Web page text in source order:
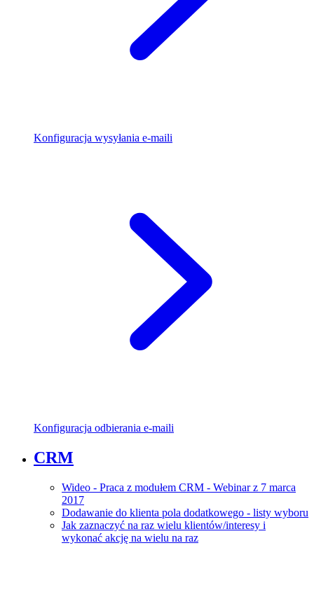
Konfiguracja wysyłania e-maili
Konfiguracja odbierania e-maili
CRM
Wideo - Praca z modułem CRM - Webinar z 7 marca
2017
Dodawanie do klienta pola dodatkowego - listy wyboru
Jak zaznaczyć na raz wielu klientów/interesy i
wykonać akcję na wielu na raz